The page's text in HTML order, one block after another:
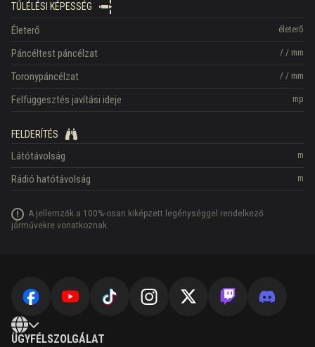
TÚLÉLÉSI KÉPESSÉG
életerő
Életerő
/ / mm
Páncéltest páncélzat
/ / mm
Toronypáncélzat
mp
Felfüggesztés javítási ideje
FELDERÍTÉS
m
Látótávolság
m
Rádió hatótávolság
A jellemzők a 100%-osan kiképzett legénységgel rendelkező
járművekre vonatkoznak.
ÜGYFÉLSZOLGÁLAT